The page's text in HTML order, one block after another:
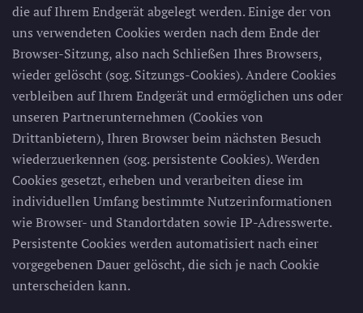
die auf Ihrem Endgerät abgelegt werden. Einige der von
uns verwendeten Cookies werden nach dem Ende der
Browser-Sitzung, also nach Schließen Ihres Browsers,
wieder gelöscht (sog. Sitzungs-Cookies). Andere Cookies
verbleiben auf Ihrem Endgerät und ermöglichen uns oder
unseren Partnerunternehmen (Cookies von
Drittanbietern), Ihren Browser beim nächsten Besuch
wiederzuerkennen (sog. persistente Cookies). Werden
Cookies gesetzt, erheben und verarbeiten diese im
individuellen Umfang bestimmte Nutzerinformationen
wie Browser- und Standortdaten sowie IP-Adresswerte.
Persistente Cookies werden automatisiert nach einer
vorgegebenen Dauer gelöscht, die sich je nach Cookie
unterscheiden kann.